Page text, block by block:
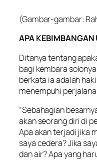
(Gambar-gambar:
APA
Ditanya tentang
bagi kembara
berkata ia adalah
menempuhi
“Sebahagian
akan seorang diri di
Apa akan terjadi jika
saya cedera? Jika
dan air? Apa yang